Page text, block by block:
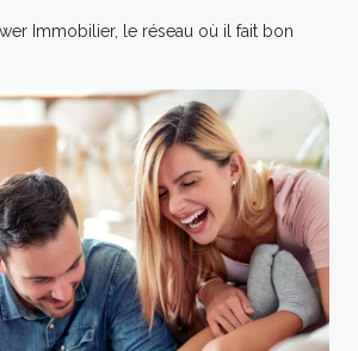
Immobilier, le réseau où il fait bon